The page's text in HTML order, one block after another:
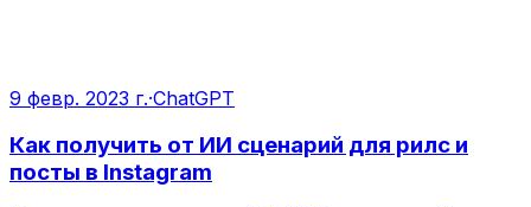
9 февр. 2023 г.·ChatGPT
Как получить от ИИ сценарий для рилс и
посты в Instagram